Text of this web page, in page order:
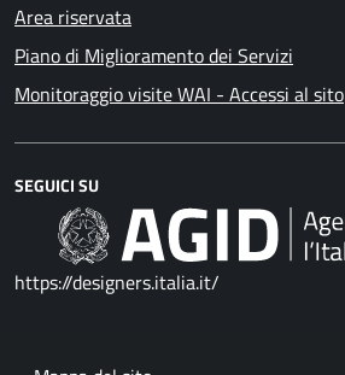
Area riservata
Piano di Miglioramento dei Servizi
Monitoraggio visite WAI - Accessi al sito
SEGUICI SU
https://designers.italia.it/